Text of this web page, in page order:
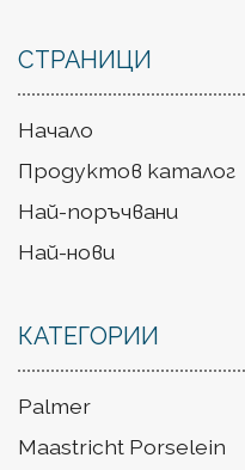
СТРАНИЦИ
Начало
Продуктов каталог
Най-поръчвани
Най-нови
КАТЕГОРИИ
Palmer
Maastricht Porselein